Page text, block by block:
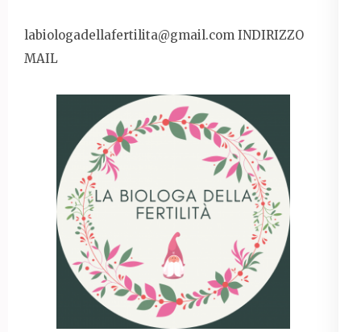
labiologadellafertilita@gmail.com INDIRIZZO
MAIL